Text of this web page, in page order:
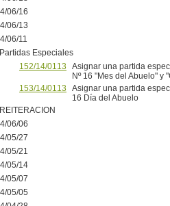
06/16
06/13
06/11
Partidas Especiales
152/14/0113
Asignar una partida
Nº 16 "Mes del Abuelo" y
153/14/0113
Asignar una partida
16 Día del Abuelo
REITERACION
06/06
05/27
05/21
05/14
05/07
05/05